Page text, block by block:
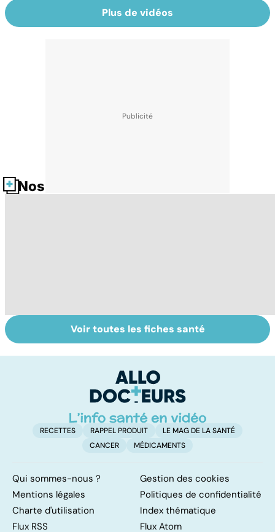
Plus de vidéos
Nos fiches santé
Vertiges : et si
c'était la maladie
Douleurs
cervicales : des
Voir toutes les fiches santé
RECETTES RAPPEL PRODUIT
LE MAG DE LA SANTÉ
CANCER
MÉDICAMENTS
Qui sommes-nous ?
Gestion des cookies
Mentions légales
Politiques de confidentialité
Charte d'utilisation
Index thématique
Flux RSS
Flux Atom